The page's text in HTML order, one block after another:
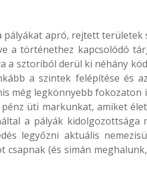
pályákat apró, rejtett
a történethez kapcsolódó
a sztoriból derül ki néhány
a szintek felépítése és
még legkönnyebb fokozaton
üti markunkat, amiket
a pályák
legyőzni aktuális
csapnak (és simán